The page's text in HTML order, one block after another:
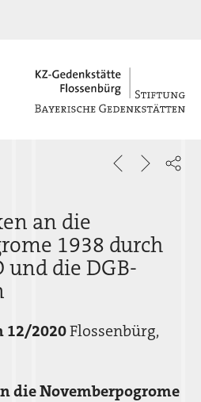
an die
1938 durch
und die DGB-
12/2020Flossenbürg,
die Novemberpogrome